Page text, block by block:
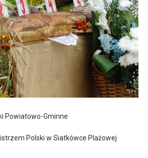
Powiatowo-Gminne
Polski w Siatkówce Plażowej